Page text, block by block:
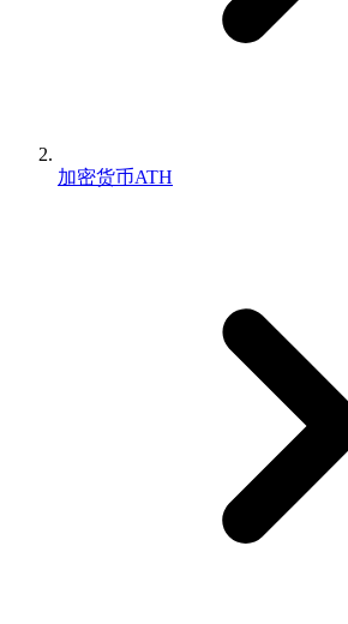
加密货币ATH